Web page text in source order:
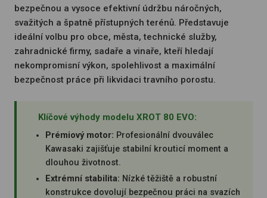
bezpečnou a vysoce efektivní údržbu náročných,
svažitých a špatně přístupných terénů. Představuje
ideální volbu pro obce, města, technické služby,
zahradnické firmy, sadaře a vinaře, kteří hledají
nekompromisní výkon, spolehlivost a maximální
bezpečnost práce při likvidaci travního porostu.
Klíčové výhody modelu XROT 80 EVO:
Prémiový motor: Profesionální dvouválec
Kawasaki zajišťuje stabilní krouticí moment a
dlouhou životnost.
Extrémní stabilita: Nízké těžiště a robustní
konstrukce dovolují bezpečnou práci na svazích